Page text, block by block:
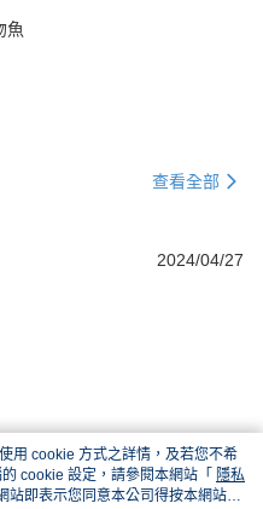
魚
查看全部
2024/04/27
用 cookie 方式之詳情，及若您不希
cookie 設定，請參閱本網站「 隱私
站即表示您同意本公司得按本網站使